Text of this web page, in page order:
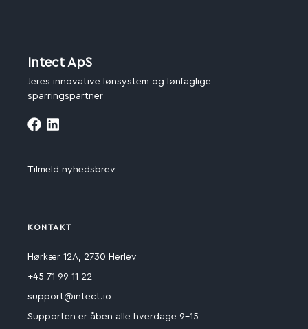
Intect ApS
Jeres innovative lønsystem og lønfaglige
sparringspartner
Tilmeld nyhedsbrev
KONTAKT
Hørkær 12A, 2730 Herlev
+45 71 99 11 22
support@intect.io
Supporten er åben alle hverdage 9-15